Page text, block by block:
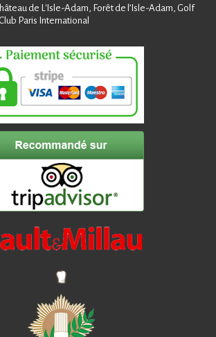
de L'Isle-Adam, Forêt de l’Isle-Adam, Golf
Paris International